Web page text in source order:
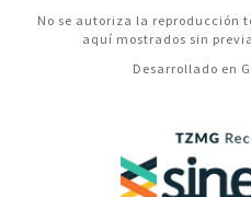
No se autoriza la reproducción
aquí mostrados sin
Desarrollado en